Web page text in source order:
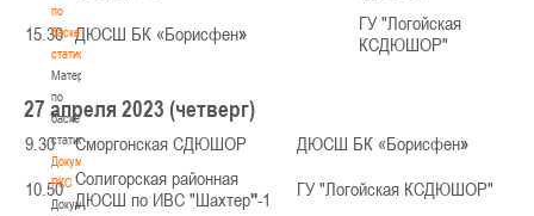
по
баскетбольной
статистике
Материалы
по
баскетбольной
статистике
Документы
РКС
Документы
15.30ДЮСШ БК «Борисфен»
ГУ "Логойская
КСДЮШОР"
27 апреля 2023 (четверг)
9.30 Сморгонская СДЮШОР ДЮСШ БК «Борисфен»
10.50 Солигорская районная
ДЮСШ по ИВС "Шахтер"-1 ГУ "Логойская КСДЮШОР"